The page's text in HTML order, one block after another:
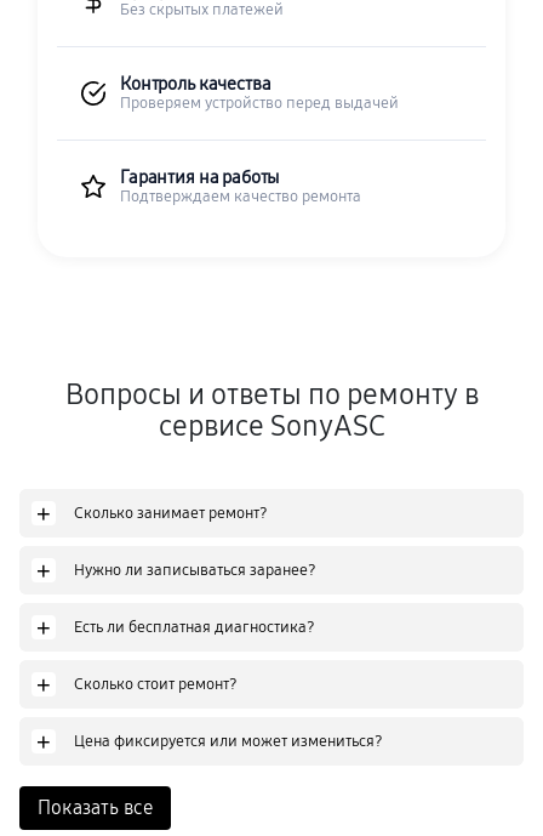
Без скрытых платежей
Контроль качества
Проверяем устройство перед выдачей
Гарантия на работы
Подтверждаем качество ремонта
Вопросы и ответы по ремонту в
сервисе SonyASC
+ Сколько занимает ремонт?
+ Нужно ли записываться заранее?
+ Есть ли бесплатная диагностика?
+ Сколько стоит ремонт?
+ Цена фиксируется или может измениться?
Показать все